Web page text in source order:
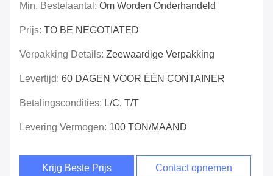
Min. Bestelaantal: Om Worden Onderhandeld
Prijs: TO BE NEGOTIATED
Verpakking Details: Zeewaardige Verpakking
Levertijd: 60 DAGEN VOOR ÉÉN CONTAINER
Betalingscondities: L/C, T/T
Levering Vermogen: 100 TON/MAAND
Krijg Beste Prijs Contact opnemen